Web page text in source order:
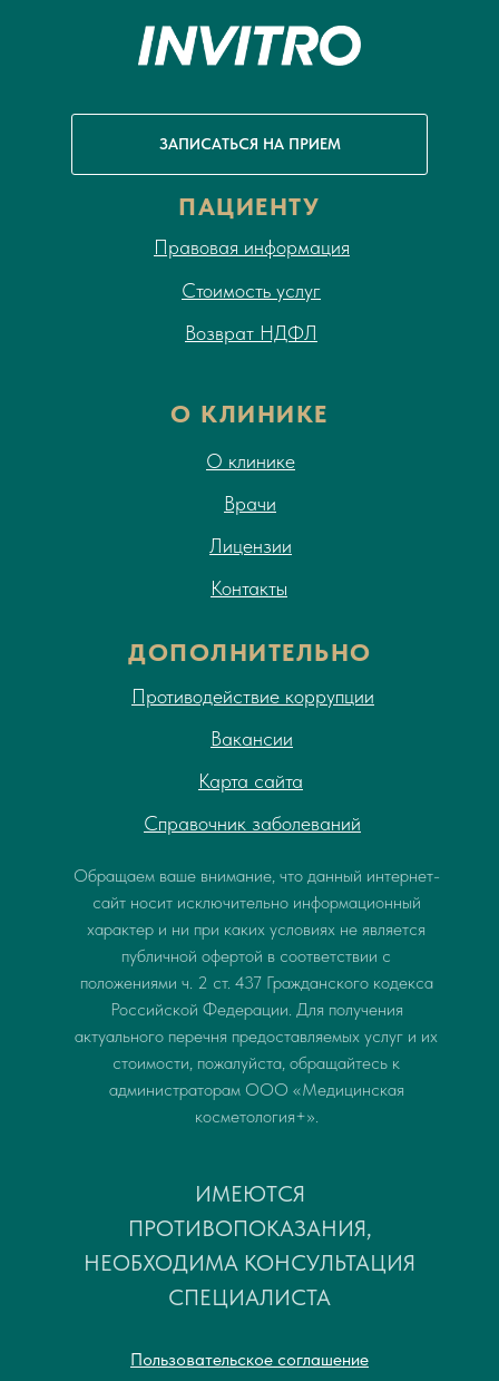
ПАЦИЕНТУ
О КЛИНИКЕ
ДОПОЛНИТЕЛЬНО
Правовая информация
Возврат НДФЛ
Стоимость услуг
Врачи
Лицензии
О клинике
Контакты
Вакансии
Карта сайта
Справочник заболеваний
Противодействие коррупции
Обращаем ваше внимание, что данный интернет-
сайт носит исключительно информационный
характер и ни при каких условиях не является
публичной офертой в соответствии с
положениями ч. 2 ст. 437 Гражданского кодекса
Российской Федерации. Для получения
актуального перечня предоставляемых услуг и их
стоимости, пожалуйста, обращайтесь к
администраторам ООО «Медицинская
косметология+».
ИМЕЮТСЯ
ПРОТИВОПОКАЗАНИЯ,
НЕОБХОДИМА КОНСУЛЬТАЦИЯ
СПЕЦИАЛИСТА
Пользовательское соглашение
ЗАПИСАТЬСЯ НА ПРИЕМ